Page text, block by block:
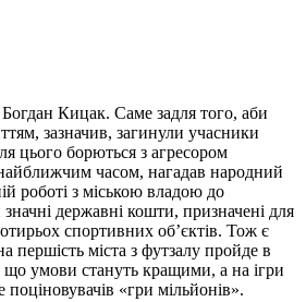
Кицак. Саме задля того, аби
зазначив, загинули учасники
цього борються з агресором
часом, нагадав народний
роботі з міською владою до
державні кошти, призначені для
спортивних об’єктів. Тож є
першість міста з футзалу пройде в
умови стануть кращими, а на ігри
«гри мільйонів».